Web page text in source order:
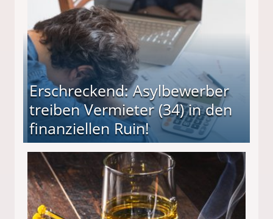
Erschreckend: Asylbewerber
treiben Vermieter (34) in den
finanziellen Ruin!
(34) in den finanziellen Ruin!